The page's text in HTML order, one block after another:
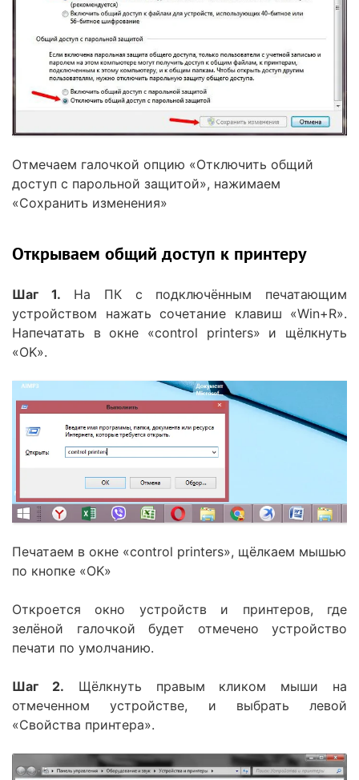
Отмечаем галочкой опцию «Отключить общий
доступ с парольной защитой», нажимаем
«Сохранить изменения»
Открываем общий доступ к принтеру
Шаг 1. На ПК с подключённым печатающим
устройством нажать сочетание клавиш «Win+R».
Напечатать в окне «control printers» и щёлкнуть
«OK».
Печатаем в окне «control printers», щёлкаем мышью
по кнопке «OK»
Откроется окно устройств и принтеров, где
зелёной галочкой будет отмечено устройство
печати по умолчанию.
Шаг 2. Щёлкнуть правым кликом мыши на
отмеченном устройстве, и выбрать левой
«Свойства принтера».